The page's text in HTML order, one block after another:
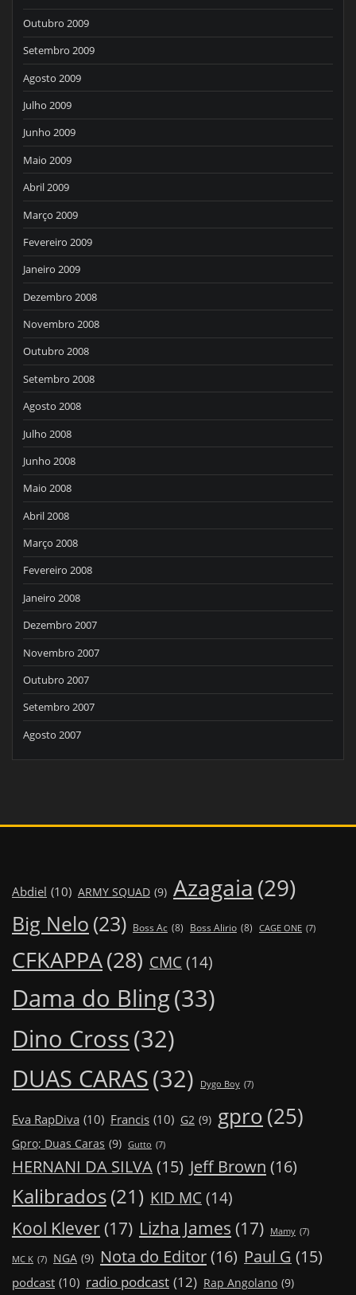
Outubro 2009
Setembro 2009
Agosto 2009
Julho 2009
Junho 2009
Maio 2009
Abril 2009
Março 2009
Fevereiro 2009
Janeiro 2009
Dezembro 2008
Novembro 2008
Outubro 2008
Setembro 2008
Agosto 2008
Julho 2008
Junho 2008
Maio 2008
Abril 2008
Março 2008
Fevereiro 2008
Janeiro 2008
Dezembro 2007
Novembro 2007
Outubro 2007
Setembro 2007
Agosto 2007
Abdiel (10) ARMY SQUAD (9) Azagaia (29)
Big Nelo (23) Boss Ac (8) Boss Alirio (8) CAGE ONE (7)
CFKAPPA(28) CMC (14)
Dama do Bling(33)
Dino Cross(32)
DUAS CARAS(32) Dygo Boy (7)
Eva RapDiva (10) Francis (10) G2 (9) gpro(25)
Gpro; Duas Caras (9) Gutto (7)
HERNANI DA SILVA(15) Jeff Brown (16)
Kalibrados(21) KID MC (14)
Kool Klever (17) Lizha James (17) Mamy (7)
MC K (7) NGA (9) Nota do Editor(16) Paul G (15)
podcast (10) radio podcast (12) Rap Angolano (9)